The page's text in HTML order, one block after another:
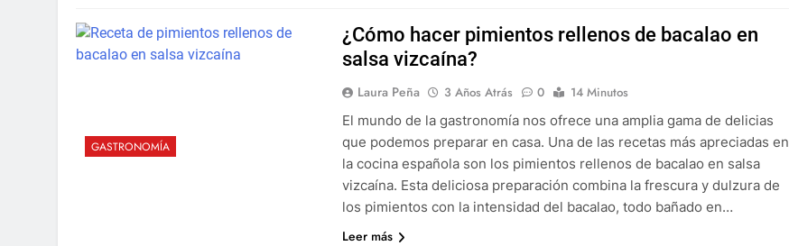
GASTRONOMÍA
¿Cómo hacer pimientos rellenos de bacalao en
salsa vizcaína?
Laura Peña 3 Años Atrás 0
14 Minutos
El mundo de la gastronomía nos ofrece una amplia gama de delicias
que podemos preparar en casa. Una de las recetas más apreciadas en
la cocina española son los pimientos rellenos de bacalao en salsa
vizcaína. Esta deliciosa preparación combina la frescura y dulzura de
los pimientos con la intensidad del bacalao, todo bañado en…
Leer más